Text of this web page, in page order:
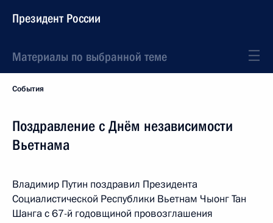
Президент России
Материалы по выбранной теме
События
Поздравление с Днём независимости
Вьетнама
Владимир Путин поздравил Президента
Социалистической Республики Вьетнам Чыонг Тан
Шанга с 67-й годовщиной провозглашения